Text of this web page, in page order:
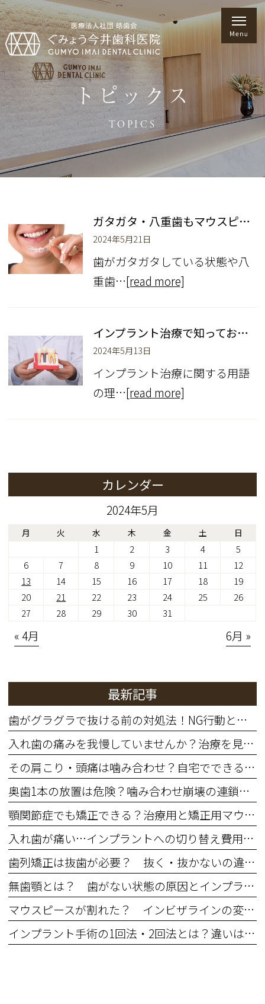
トピックス
TOPICS
ガタガタ・八重歯もマウスピースで矯正できる？
2024年5月21日
歯がガタガタしている状態や八
重歯…[read more]
インプラント治療で知っておきたい用語解説
2024年5月13日
インプラント治療に関する用語
の理…[read more]
カレンダー
2024年5月
月 火 水 木 金 土 日
1 2 3 4
5
6
7 8 9 10 11
12
13
14 15 16 17 18
19
20
21 22 23 24 25
26
27
28 29 30 31
« 4月 6月 »
最新記事
歯がグラグラで抜ける前の対処法！NG行動と歯を残す治療法
入れ歯の痛みを我慢していませんか？治療を見直すサインと費用の目安
その肩こり・頭痛は噛み合わせ？自宅でできる簡単セルフチェック
奥歯1本の放置は危険？噛み合わせ崩壊の連鎖と治療費増大リスク
顎関節症でも矯正できる？治療用と矯正用マウスピースの違いと5つの注意点
入れ歯が痛い…インプラントへの切り替え費用・期間・年齢の不安を解消
歯列矯正は抜歯が必要？ 抜く・抜かないの違いとメリットデメリット
無歯顎とは？ 歯がない状態の原因とインプラントなどの治療法
マウスピースが割れた？ インビザラインの変形・ひび割れなどのトラブル対処法
インプラント手術の1回法・2回法とは？違いは何？ それぞれのメリット・デメリット